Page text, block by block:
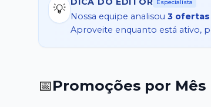
💡
Especialista
Nossa equipe analisou3 ofertas
Aproveite enquanto está ativo,
📅Promoções por Mês